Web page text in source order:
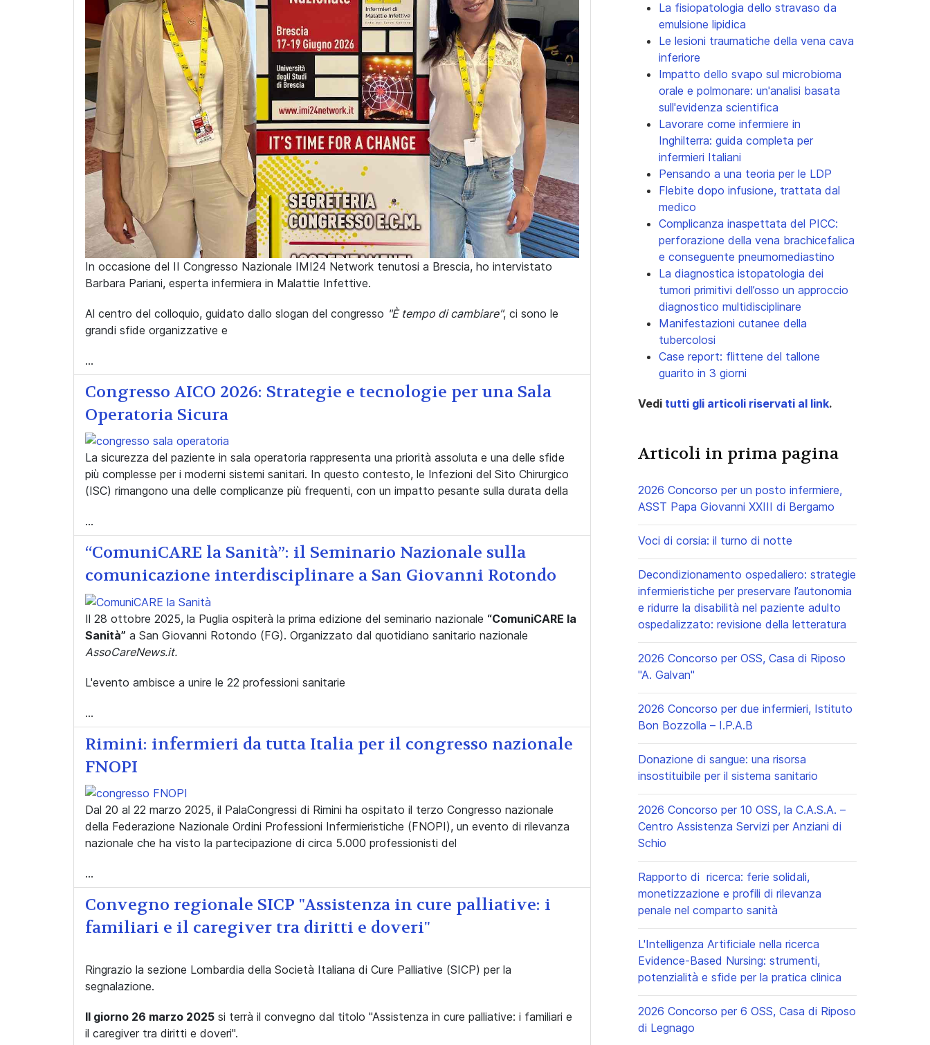
In occasione del II Congresso Nazionale IMI24 Network tenutosi a Brescia, ho intervistato
Barbara Pariani, esperta infermiera in Malattie Infettive.
Al centro del colloquio, guidato dallo slogan del congresso "È tempo di cambiare", ci sono le
grandi sfide organizzative e
...
Congresso AICO 2026: Strategie e tecnologie per una Sala
Operatoria Sicura
La sicurezza del paziente in sala operatoria rappresenta una priorità assoluta e una delle sfide
più complesse per i moderni sistemi sanitari. In questo contesto, le Infezioni del Sito Chirurgico
(ISC) rimangono una delle complicanze più frequenti, con un impatto pesante sulla durata della
...
“ComuniCARE la Sanità”: il Seminario Nazionale sulla
comunicazione interdisciplinare a San Giovanni Rotondo
Il 28 ottobre 2025, la Puglia ospiterà la prima edizione del seminario nazionale “ComuniCARE la
Sanità” a San Giovanni Rotondo (FG). Organizzato dal quotidiano sanitario nazionale
AssoCareNews.it.
L'evento ambisce a unire le 22 professioni sanitarie
...
Rimini: infermieri da tutta Italia per il congresso nazionale
FNOPI
Dal 20 al 22 marzo 2025, il PalaCongressi di Rimini ha ospitato il terzo Congresso nazionale
della Federazione Nazionale Ordini Professioni Infermieristiche (FNOPI), un evento di rilevanza
nazionale che ha visto la partecipazione di circa 5.000 professionisti del
...
Convegno regionale SICP "Assistenza in cure palliative: i
familiari e il caregiver tra diritti e doveri"
Ringrazio la sezione Lombardia della Società Italiana di Cure Palliative (SICP) per la
segnalazione.
Il giorno 26 marzo 2025 si terrà il convegno dal titolo "Assistenza in cure palliative: i familiari e
il caregiver tra diritti e doveri".
La fisiopatologia dello stravaso da
emulsione lipidica
Le lesioni traumatiche della vena cava
inferiore
Impatto dello svapo sul microbioma
orale e polmonare: un'analisi basata
sull'evidenza scientifica
Lavorare come infermiere in
Inghilterra: guida completa per
infermieri Italiani
Pensando a una teoria per le LDP
Flebite dopo infusione, trattata dal
medico
Complicanza inaspettata del PICC:
perforazione della vena brachicefalica
e conseguente pneumomediastino
La diagnostica istopatologia dei
tumori primitivi dell’osso un approccio
diagnostico multidisciplinare
Manifestazioni cutanee della
tubercolosi
Case report: flittene del tallone
guarito in 3 giorni
Vedi tutti gli articoli riservati al link.
Articoli in prima pagina
2026 Concorso per un posto infermiere,
ASST Papa Giovanni XXIII di Bergamo
Voci di corsia: il turno di notte
Decondizionamento ospedaliero: strategie
infermieristiche per preservare l’autonomia
e ridurre la disabilità nel paziente adulto
ospedalizzato: revisione della letteratura
2026 Concorso per OSS, Casa di Riposo
"A. Galvan"
2026 Concorso per due infermieri, Istituto
Bon Bozzolla – I.P.A.B
Donazione di sangue: una risorsa
insostituibile per il sistema sanitario
2026 Concorso per 10 OSS, la C.A.S.A. –
Centro Assistenza Servizi per Anziani di
Schio
Rapporto di ricerca: ferie solidali,
monetizzazione e profili di rilevanza
penale nel comparto sanità
L'Intelligenza Artificiale nella ricerca
Evidence-Based Nursing: strumenti,
potenzialità e sfide per la pratica clinica
2026 Concorso per 6 OSS, Casa di Riposo
di Legnago